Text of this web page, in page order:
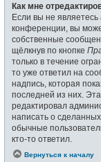
Как мне
Если вы не
конференции, вы
собственные
щёлкнув по кнопке
только в течение
то уже ответил на
надпись, которая
последней из них.
редактировал
написать о
обычные
кто-то ответил.
Вернуться к началу